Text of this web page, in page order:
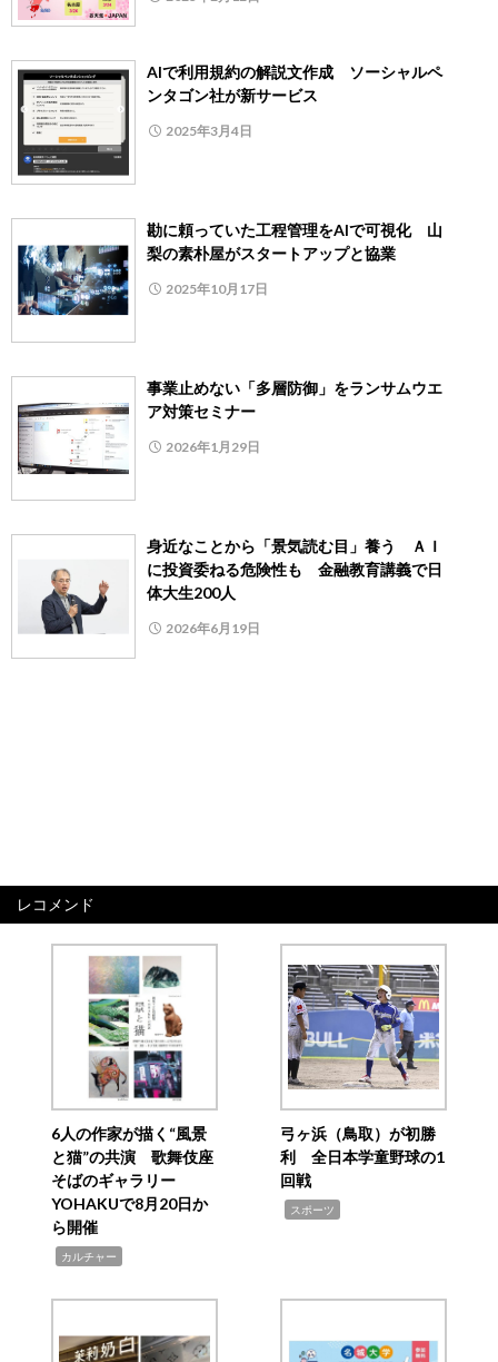
AIで利用規約の解説文作成 ソーシャルペ
ンタゴン社が新サービス
2025年3月4日
勘に頼っていた工程管理をAIで可視化 山
梨の素朴屋がスタートアップと協業
2025年10月17日
事業止めない「多層防御」をランサムウエ
ア対策セミナー
2026年1月29日
身近なことから「景気読む目」養う ＡＩ
に投資委ねる危険性も 金融教育講義で日
体大生200人
2026年6月19日
レコメンド
6人の作家が描く“風景
と猫”の共演 歌舞伎座
そばのギャラリー
YOHAKUで8月20日か
ら開催
カルチャー
弓ヶ浜（鳥取）が初勝
利 全日本学童野球の1
回戦
スポーツ